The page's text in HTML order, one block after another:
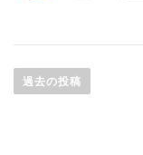
稿
過去の投稿